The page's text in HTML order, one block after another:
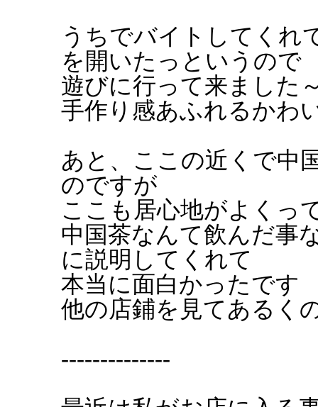
うちでバイトしてくれ
を開いたっというので
遊びに行って来ました
手作り感あふれるかわ
あと、ここの近くで中
のですが
ここも居心地がよくっ
中国茶なんて飲んだ事
に説明してくれて
本当に面白かったです
他の店鋪を見てあるく
--------------